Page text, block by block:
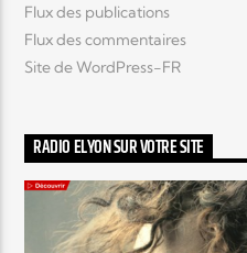
Flux des publications
Flux des commentaires
Site de WordPress-FR
RADIO ELYON SUR VOTRE SITE